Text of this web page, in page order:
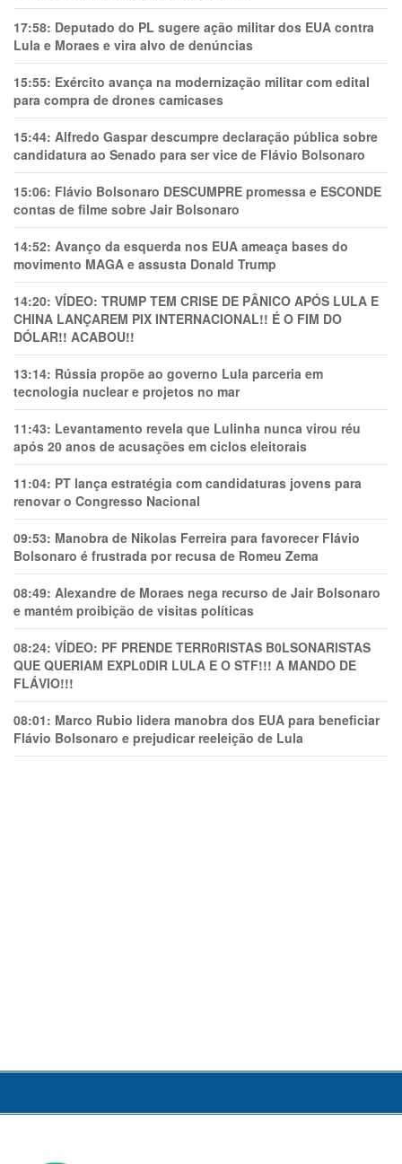
17:58: Deputado do PL sugere ação militar dos EUA contra
Lula e Moraes e vira alvo de denúncias
15:55: Exército avança na modernização militar com edital
para compra de drones camicases
15:44: Alfredo Gaspar descumpre declaração pública sobre
candidatura ao Senado para ser vice de Flávio Bolsonaro
15:06: Flávio Bolsonaro DESCUMPRE promessa e ESCONDE
contas de filme sobre Jair Bolsonaro
14:52: Avanço da esquerda nos EUA ameaça bases do
movimento MAGA e assusta Donald Trump
14:20: VÍDEO: TRUMP TEM CRlSE DE PÂNlCO APÓS LULA E
CHINA LANÇAREM PIX INTERNACIONAL!! É O FIM DO
DÓLAR!! ACABOU!!
13:14: Rússia propõe ao governo Lula parceria em
tecnologia nuclear e projetos no mar
11:43: Levantamento revela que Lulinha nunca virou réu
após 20 anos de acusações em ciclos eleitorais
11:04: PT lança estratégia com candidaturas jovens para
renovar o Congresso Nacional
09:53: Manobra de Nikolas Ferreira para favorecer Flávio
Bolsonaro é frustrada por recusa de Romeu Zema
08:49: Alexandre de Moraes nega recurso de Jair Bolsonaro
e mantém proibição de visitas políticas
08:24: VÍDEO: PF PRENDE TERR0RlSTAS B0LSONARlSTAS
QUE QUERIAM EXPL0DlR LULA E O STF!!! A MANDO DE
FLÁVIO!!!
08:01: Marco Rubio lidera manobra dos EUA para beneficiar
Flávio Bolsonaro e prejudicar reeleição de Lula